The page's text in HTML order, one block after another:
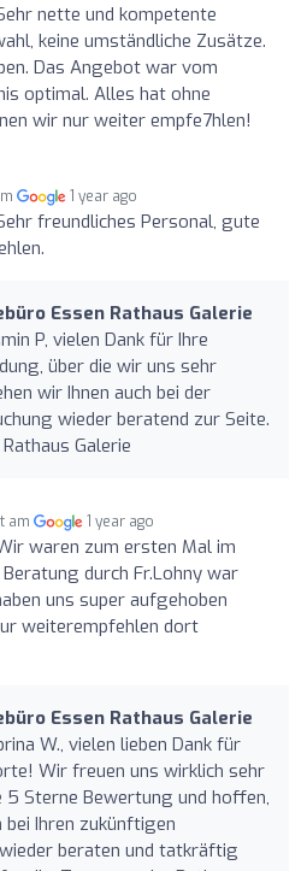
nette und kompetente
keine umständliche Zusätze.
Das Angebot war vom
optimal. Alles hat ohne
wir nur weiter empfe7hlen!
1 year ago
freundliches Personal, gute
Essen Rathaus Galerie
P, vielen Dank für Ihre
über die wir uns sehr
wir Ihnen auch bei der
wieder beratend zur Seite.
Galerie
am 1 year ago
waren zum ersten Mal im
durch Fr.Lohny war
uns super aufgehoben
weiterempfehlen dort
Essen Rathaus Galerie
W., vielen lieben Dank für
Wir freuen uns wirklich sehr
5 Sterne Bewertung und hoffen,
bei Ihren zukünftigen
beraten und tatkräftig